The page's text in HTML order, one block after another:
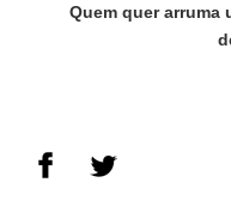
Quem quer arruma